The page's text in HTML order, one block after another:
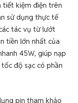
tiết kiệm điện trên
sử dụng thực tế
tác vụ từ lướt
tiền lớn nhất của
45W, giúp nạp
độ sạc có phần
pin tham khảo